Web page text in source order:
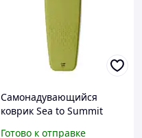
Самонадувающийся
коврик Sea to Summit
Готово к отправке